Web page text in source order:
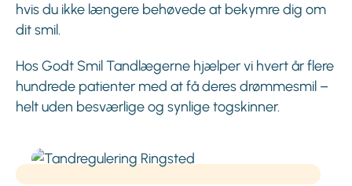
hvis du ikke længere behøvede at bekymre dig om
dit smil.
Hos Godt Smil Tandlægerne hjælper vi hvert år flere
hundrede patienter med at få deres drømmesmil –
helt uden besværlige og synlige togskinner.